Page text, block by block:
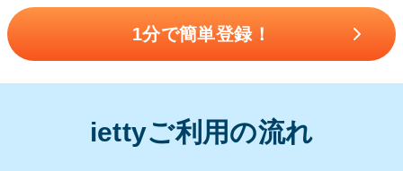
1分で簡単登録！
iettyご利用の流れ